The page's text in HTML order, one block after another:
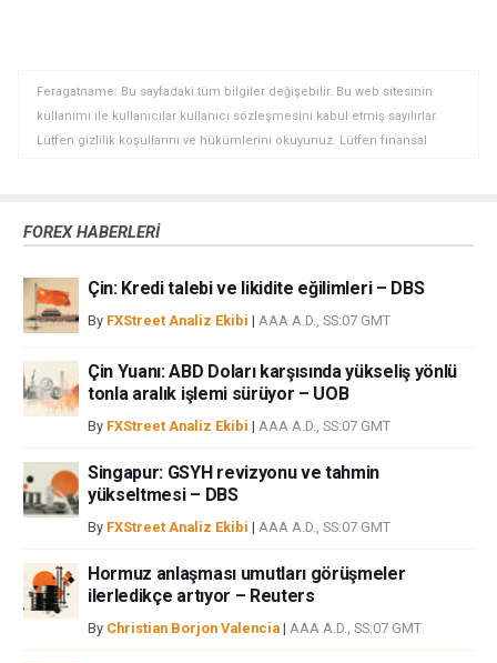
Feragatname: Bu sayfadaki tüm bilgiler değişebilir. Bu web sitesinin
kullanımı ile kullanıcılar kullanıcı sözleşmesini kabul etmiş sayılırlar.
Lütfen gizlilik koşullarını ve hükümlerini okuyunuz. Lütfen finansal
bir alan olmayabilir. Diğer finansal araçlar içinden döviz ticaretini tercih
iştahınızı dikkatlice gözden geçiriniz. FXStreet’de ifade edilen görüşler
bireysel yazarlara aittir, fxstreet.com veya yönetimin görüşlerini ifade
etmemektedir. Bilgilerde hatalar yada eksikler bulunabilir. FXStreet
bağımsız yazarların görüşlerini doğrulamak zorunda değildir.
FXStreet’de verilen herhangi bir görüş, haber, araştırma, analiz, fiyatlar
veya fxstreet.comtarafından bu sitede yayınlanan bilgiler çalışanlar,
ortaklar yada katkıda bulunanlar tarafından genel piyasa yorumu olarak
bilgilerin kullanımı nedeniyle doğrudan yada dolaylı olarak ortaya
çıkabilecek herhangi bir kar kaybı herhangi bir sınırlama olmaksızın
herhangi bir kayıp ya da hasar için sorumluluk kabul etmemektedir.
FOREX HABERLERİ
Çin: Kredi talebi ve likidite eğilimleri – DBS
By FXStreet Analiz Ekibi | AAA A.D., SS:07 GMT
Çin Yuanı: ABD Doları karşısında yükseliş yönlü
tonla aralık işlemi sürüyor – UOB
By FXStreet Analiz Ekibi | AAA A.D., SS:07 GMT
Singapur: GSYH revizyonu ve tahmin
yükseltmesi – DBS
By FXStreet Analiz Ekibi | AAA A.D., SS:07 GMT
Hormuz anlaşması umutları görüşmeler
ilerledikçe artıyor – Reuters
By Christian Borjon Valencia | AAA A.D., SS:07 GMT